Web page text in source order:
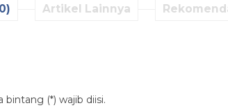
Artikel Lainnya
(*) wajib diisi.